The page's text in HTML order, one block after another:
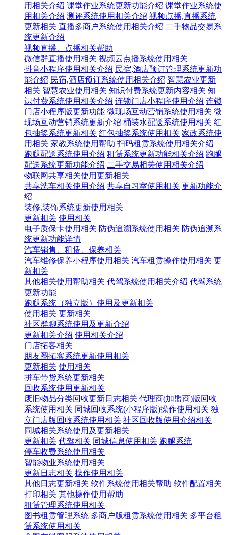
用相关介绍 课堂作业系统更新功能介绍 课堂作业系统使
用相关介绍 测评系统使用相关介绍 视频点播,直播系统
更新相关 直播多商户系统使用相关介绍 二手物品交易系
统更新介绍
视频直播、点播相关帮助
微信群直播使用相关 视频云点播系统使用相关
抖音小程序使用相关介绍 民宿,酒店预订管理系统更新功
能介绍 民宿,酒店预订系统使用相关介绍 智慧农业更新
相关 智慧农业使用相关 知识付费系统更新内容相关 知
识付费系统使用相关介绍 连锁门店小程序使用介绍 连锁
门店小程序版更新功能 微现场互动营销系统使用相关 微
现场互动营销系统更新介绍 桶装水配送系统使用相关 红
包抽奖系统更新相关 红包抽奖系统使用相关 家政系统使
用相关 家教系统使用帮助 扫码租赁系统使用相关介绍
跑腿配送系统使用介绍 租赁系统更新功能相关介绍 跑腿
配送系统更新功能介绍 二手交易相关使用相关介绍
物联网共享相关使用更新相关
共享洗车相关使用介绍 共享自习室使用相关 更新功能介
绍
装修,装饰系统更新使用相关
更新相关 使用相关
电子质保卡使用相关 防伪追溯系统使用相关 防伪追溯系
统更新功能详情
汽车销售、租赁、保养相关
汽车维修保养小程序使用相关 汽车租赁操作使用相关 更
新相关
其他相关使用帮助相关 代驾系统使用相关介绍 代驾系统
更新功能
跑腿系统（独立版）使用及更新相关
使用相关 更新相关
社区群聊系统使用及更新介绍
更新相关介绍 使用相关介绍
门店拓客相关
朋友圈拓客系统更新使用相关
更新相关 使用相关
拼车带货系统更新相关
回收系统使用更新相关
废旧物品分类回收更新日志相关 代理商(加盟商)版回收
系统使用相关 同城回收系统(小程序版)操作使用相关 独
立门店版回收系统使用相关 社区回收版使用介绍相关
同城相关系统使用及更新相关
更新相关 代驾相关 同城信息使用相关 跑腿系统
停车收费系统使用相关
智能物业系统使用相关
更新日志相关 操作使用相关
其他日志更新相关 软件系统使用相关帮助 软件配置相关
打印相关 其他操作使用帮助
租赁管理系统使用相关
图书租赁管理系统 多商户版租赁系统使用相关 多平台租
赁系统使用相关